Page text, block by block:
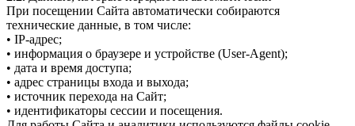
При посещении Сайта автоматически собираются
технические данные, в том числе:
• IP-адрес;
• информация о браузере и устройстве (User-Agent);
• дата и время доступа;
• адрес страницы входа и выхода;
• источник перехода на Сайт;
• идентификаторы сессии и посещения.